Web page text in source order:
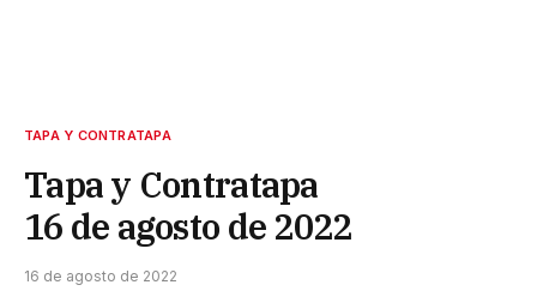
TAPA Y CONTRATAPA
Tapa y Contratapa
16 de agosto de 2022
16 de agosto de 2022